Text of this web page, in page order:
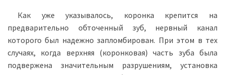
Как уже указывалось, коронка крепится на
предварительно обточенный зуб, нервный канал
которого был надежно запломбирован. При этом в тех
случаях, когда верхняя (коронковая) часть зуба была
подвержена значительным разрушениям, установка